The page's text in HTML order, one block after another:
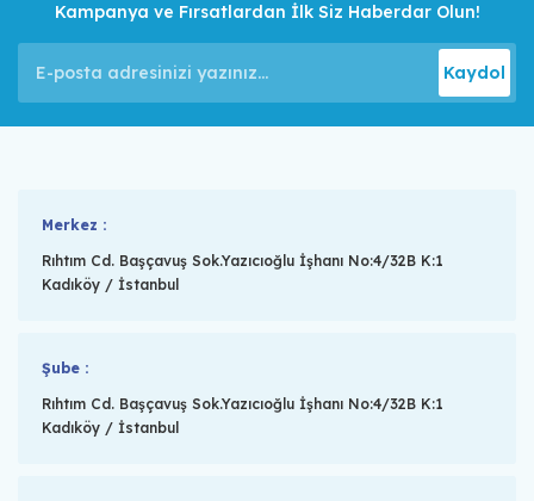
Kampanya ve Fırsatlardan İlk Siz Haberdar Olun!
Kaydol
Merkez :
Rıhtım Cd. Başçavuş Sok.Yazıcıoğlu İşhanı No:4/32B K:1
Kadıköy / İstanbul
Şube :
Rıhtım Cd. Başçavuş Sok.Yazıcıoğlu İşhanı No:4/32B K:1
Kadıköy / İstanbul